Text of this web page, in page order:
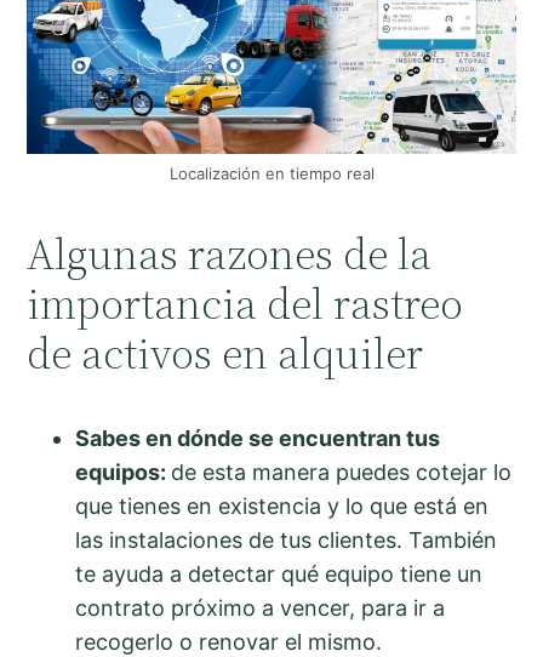
Localización en tiempo real
Algunas razones de la
importancia del rastreo
de activos en alquiler
Sabes en dónde se encuentran tus
equipos: de esta manera puedes cotejar lo
que tienes en existencia y lo que está en
las instalaciones de tus clientes. También
te ayuda a detectar qué equipo tiene un
contrato próximo a vencer, para ir a
recogerlo o renovar el mismo.